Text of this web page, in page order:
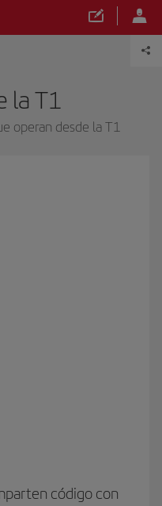
la T1
operan desde la T1
código con